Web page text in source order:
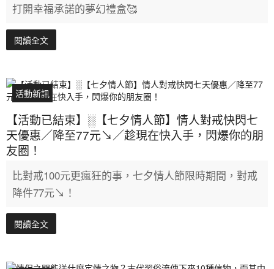
打開幸福承諾的夢幻禮盒🥰
閱讀全文
活動新訊
【活動已結束】░【七夕情人節】情人對戒快閃七
天優惠／降至77元↘／趁現在快入手，閃爆你的朋
友圈！
比對戒100元更瘋狂的事，七夕情人節限時期間，對戒
降件77元↘！
閱讀全文